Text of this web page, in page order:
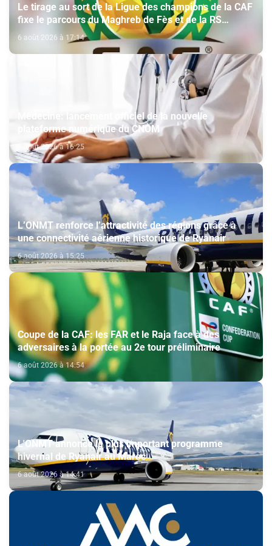
Le tirage au sort de la Ligue des champions de la CAF
fixe le parcours du Maghreb de Fès et de la RS
Berkane
6 août 2026 à 17:14
Médecine: lancement officiel de la nouvelle
plateforme numérique du CNOM
6 août 2026 à 16:25
L’ONMT renforce l’attractivité des régions grâce à
une connectivité aérienne historique de Ryanair
6 août 2026 à 15:25
Coupe de la CAF: les FAR et le Raja face à des
adversaires à la portée au 2e tour préliminaire
6 août 2026 à 14:54
L'ONMT annonce le plus important programme
hivernal de Ryanair au Maroc
6 août 2026 à 14:41